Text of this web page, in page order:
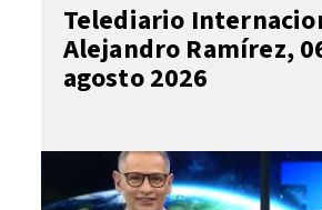
Telediario
Alejandro Ramírez,
agosto 2026